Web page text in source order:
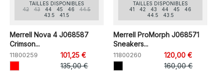
TAILLES DISPONIBLES
42
43 44 45 46
44.5
43.5
41.5
Merrell Nova 4 J068587
Crimson...
11800259
101,25 €
135,00 €
TAILLES DISPONIBLES
41
42 43 44 45
46
44.5
43.5
Merrell ProMorph J068571
Sneakers...
11800260
120,00 €
160,00 €